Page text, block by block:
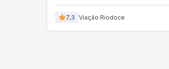
7,3 Viação Riodoce